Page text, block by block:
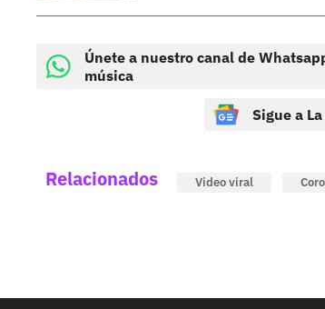
Únete a nuestro canal de
música
Sigue a
Relacionados Video viral